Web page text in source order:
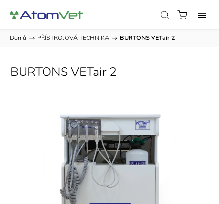
Domů / PŘÍSTROJOVÁ TECHNIKA / BURTONS VETair 2
BURTONS VETair 2